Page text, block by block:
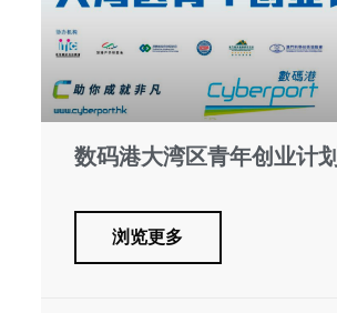
数码港大湾区青年创业计划
浏览更多